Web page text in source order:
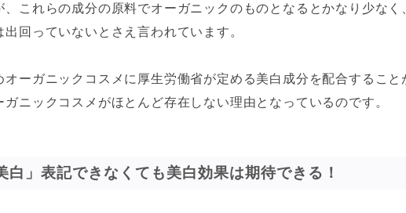
、これらの成分の原料でオーガニックのものとなるとかなり少なく
出回っていないとさえ言われています。
オーガニックコスメに厚生労働省が定める美白成分を配合すること
ガニックコスメがほとんど存在しない理由となっているのです。
白」表記できなくても美白効果は期待できる！